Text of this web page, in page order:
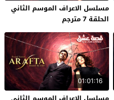
مسلسل الاعراف الموسم الثاني
الحلقة 7 مترجم
01:01:16